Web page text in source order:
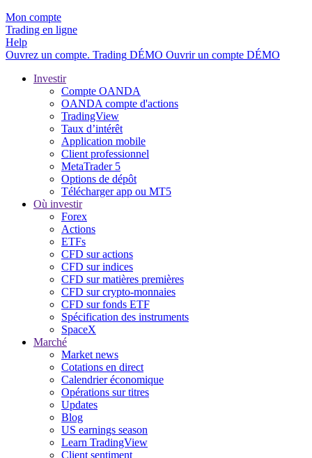
Mon compte
Trading en ligne
Help
Ouvrez un compte. Trading DÉMO Ouvrir un compte DÉMO
Investir
Compte OANDA
OANDA compte d'actions
TradingView
Taux d’intérêt
Application mobile
Client professionnel
MetaTrader 5
Options de dépôt
Télécharger app ou MT5
Où investir
Forex
Actions
ETFs
CFD sur actions
CFD sur indices
CFD sur matières premières
CFD sur crypto-monnaies
CFD sur fonds ETF
Spécification des instruments
SpaceX
Marché
Market news
Cotations en direct
Calendrier économique
Opérations sur titres
Updates
Blog
US earnings season
Learn TradingView
Client sentiment